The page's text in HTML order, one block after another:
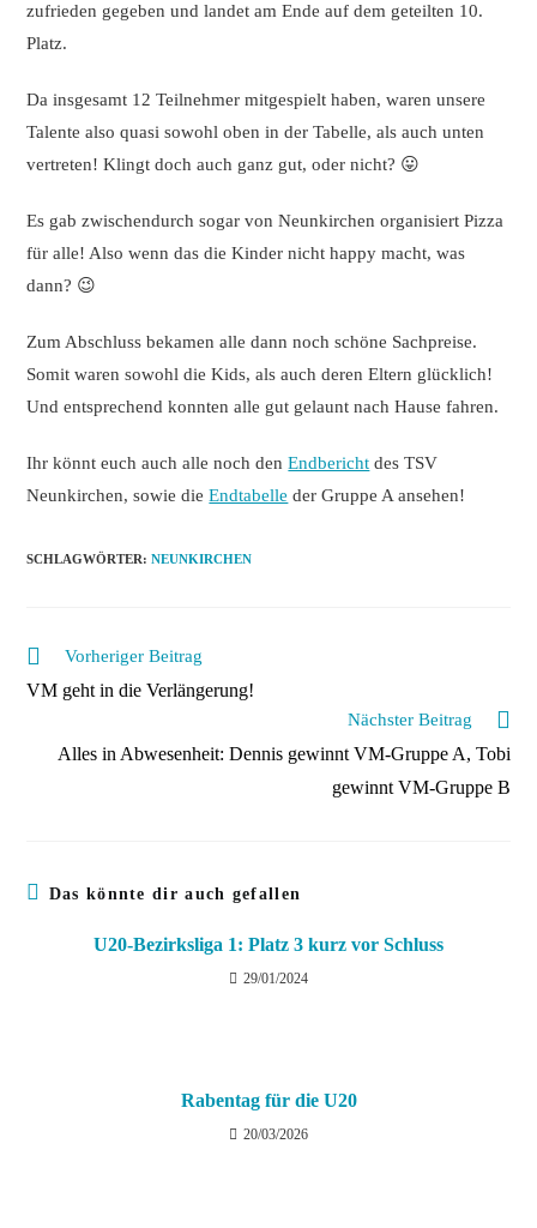
zufrieden gegeben und landet am Ende auf dem geteilten 10.
Platz.
Da insgesamt 12 Teilnehmer mitgespielt haben, waren unsere
Talente also quasi sowohl oben in der Tabelle, als auch unten
vertreten! Klingt doch auch ganz gut, oder nicht? 😛
Es gab zwischendurch sogar von Neunkirchen organisiert Pizza
für alle! Also wenn das die Kinder nicht happy macht, was
dann? 😉
Zum Abschluss bekamen alle dann noch schöne Sachpreise.
Somit waren sowohl die Kids, als auch deren Eltern glücklich!
Und entsprechend konnten alle gut gelaunt nach Hause fahren.
Ihr könnt euch auch alle noch denEndbericht des TSV
Neunkirchen, sowie dieEndtabelle der Gruppe A ansehen!
SCHLAGWÖRTER:NEUNKIRCHEN
Weitere
ansehen
Vorheriger Beitrag
VM geht in die Verlängerung!
Nächster Beitrag
Alles in Abwesenheit: Dennis gewinnt VM-Gruppe A, Tobi
gewinnt VM-Gruppe B
Das könnte dir auch gefallen
U20-Bezirksliga 1: Platz 3 kurz vor Schluss
29/01/2024
Rabentag für die U20
20/03/2026